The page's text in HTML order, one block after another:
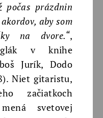
počas prázdnin
aby som
na dvore.“,
v knihe
Jurík, Dodo
Niet gitaristu,
začiatkoch
svetovej